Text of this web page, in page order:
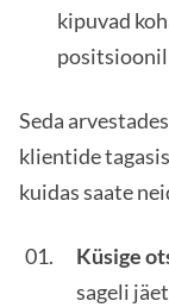
kipuvad
positsioonil
Seda
klientide
kuidas saate
Küsige
sageli